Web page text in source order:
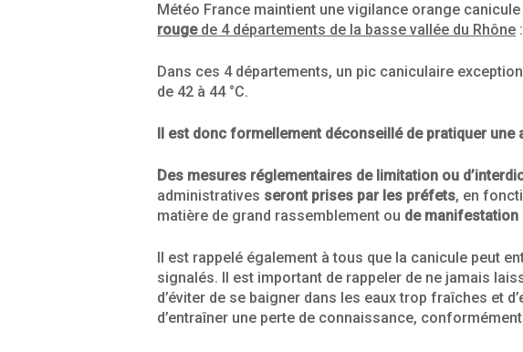
Météo France maintient une vigilance orange
rougede 4 départements de la basse vallée du Rhône :
Dans ces 4 départements, un pic caniculaire
de 42 à 44 °C.
Il est donc formellement déconseillé de pratiquer
Des mesures réglementaires de limitation ou
administratives seront prises par les préfets, en
matière de grand rassemblement ou de manifestation
Il est rappelé également à tous que la canicule peut
signalés. Il est important de rappeler de ne jamais
d’éviter de se baigner dans les eaux trop fraîches et
d’entraîner une perte de connaissance,